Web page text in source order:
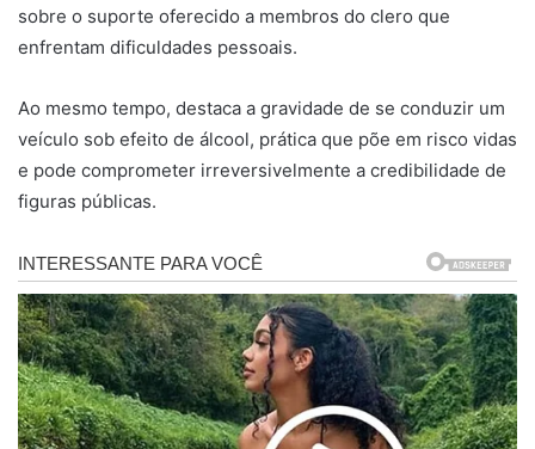
sobre o suporte oferecido a membros do clero que
enfrentam dificuldades pessoais.
Ao mesmo tempo, destaca a gravidade de se conduzir um
veículo sob efeito de álcool, prática que põe em risco vidas
e pode comprometer irreversivelmente a credibilidade de
figuras públicas.